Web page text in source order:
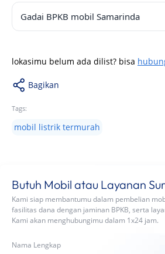
Gadai BPKB mobil Samarinda
lokasimu belum ada dilist? bisa
Bagikan
Tags:
mobil listrik termurah
Butuh Mobil atau Layanan
Kami siap membantumu dalam pembelian
fasilitas dana dengan jaminan BPKB, serta
Kami akan menghubungimu dalam 1x24 jam.
Nama Lengkap